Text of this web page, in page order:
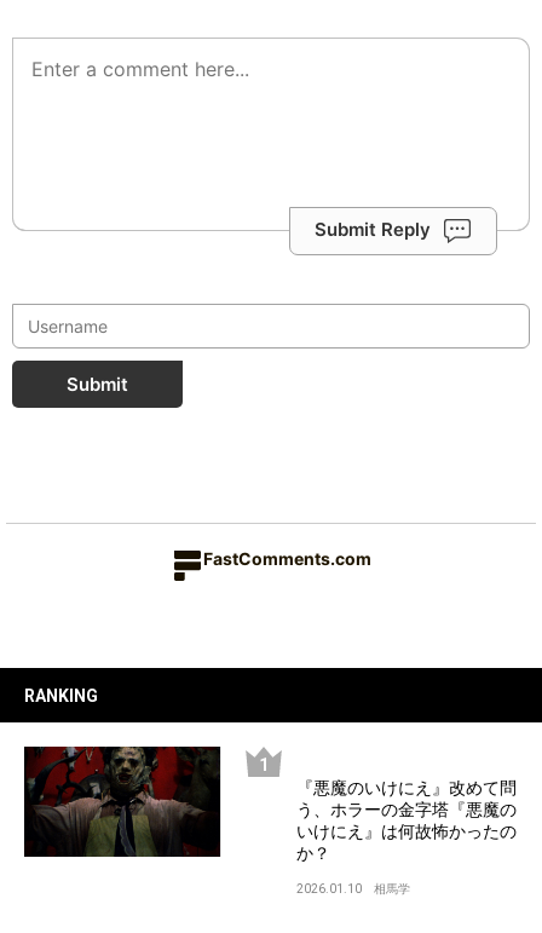
Submit Reply
Submit
FastComments.com
RANKING
『悪魔のいけにえ』改めて問
う、ホラーの金字塔『悪魔の
いけにえ』は何故怖かったの
か？
2026.01.10 相馬学